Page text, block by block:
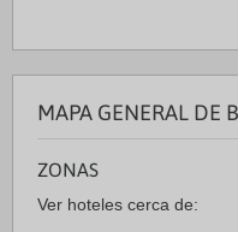
MAPA GENERAL DE
ZONAS
Ver hoteles cerca de: